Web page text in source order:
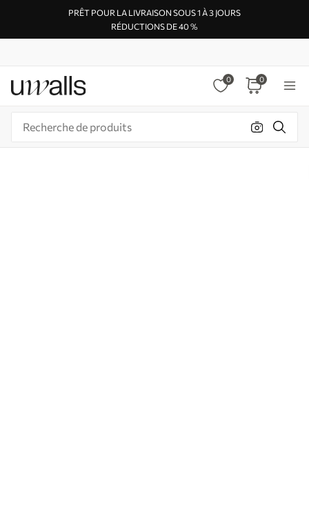
PRÊT POUR LA LIVRAISON SOUS 1 À 3 JOURS
RÉDUCTIONS DE 40 %
0 0